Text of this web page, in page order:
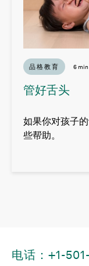
品格教育 6
管好舌头
如果你对孩子
些帮助。
电话：+1-